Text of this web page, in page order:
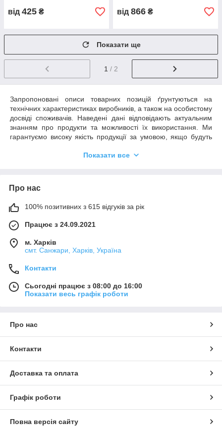
від 425 ₴ від 866 ₴
Показати ще
1 / 2
Запропоновані описи товарних позицій ґрунтуються на
технічних характеристиках виробників, а також на особистому
досвіді споживачів. Наведені дані відповідають актуальним
знанням про продукти та можливості їх використання. Ми
гарантуємо високу якість продукції за умовою, якщо будуть
Необхідним є пробне тестування обраного продукту у зв'язку
застосування продуктів, якщо на кінцевий результат мали
вплив фактори, що знаходяться поза зоною нашого
контролю.
Показати все
Про нас
100% позитивних з 615 відгуків за рік
Працює з 24.09.2021
м. Харків
смт. Санжари, Харків, Україна
Контакти
Сьогодні працює з 08:00 до 16:00
Показати весь графік роботи
Про нас
Контакти
Доставка та оплата
Графік роботи
Повна версія сайту